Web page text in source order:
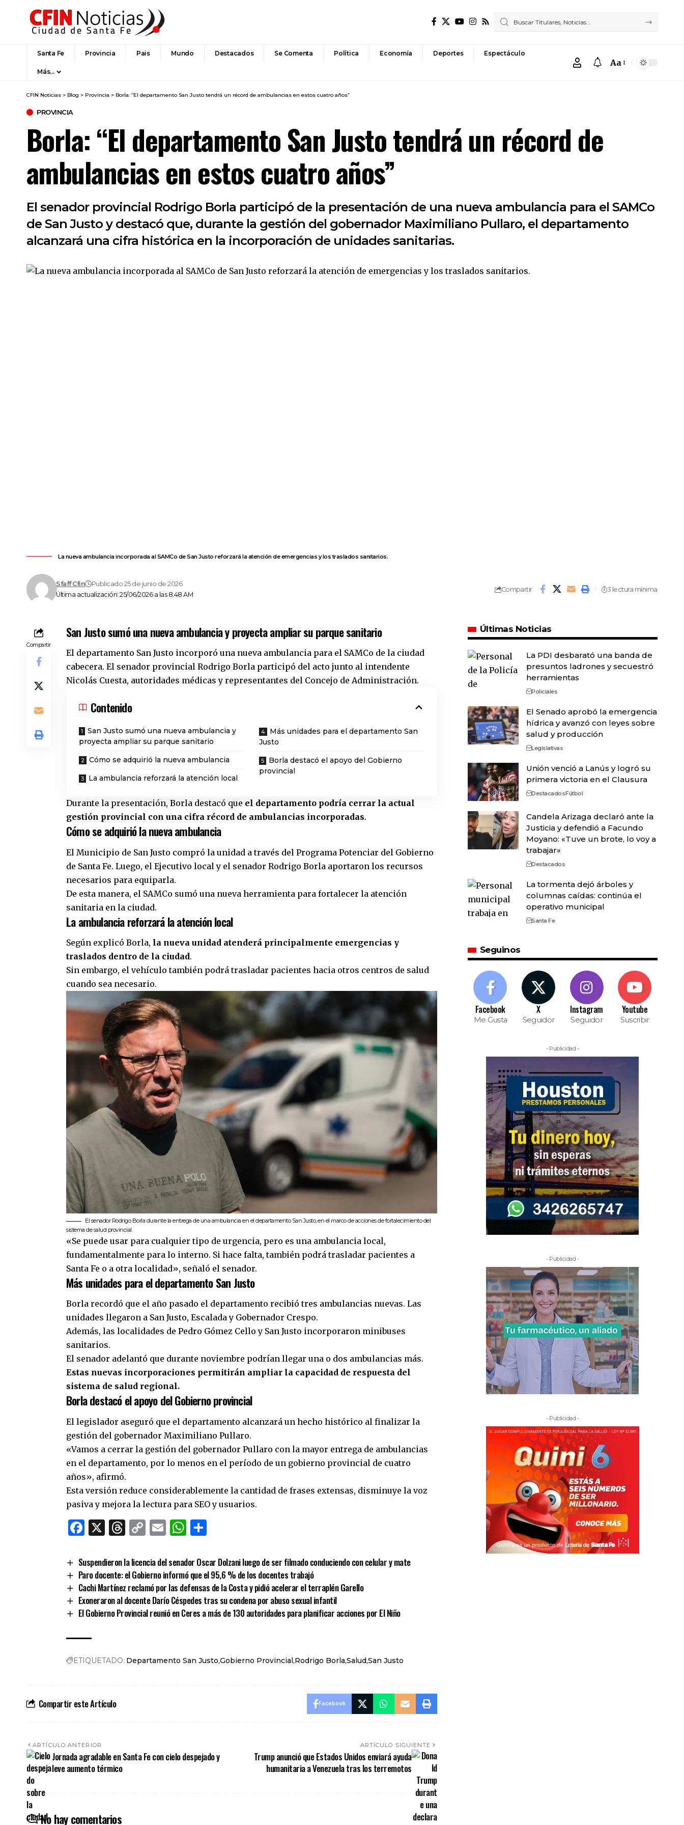
Santa Fe Provincia Pais Mundo Destacados Se Comenta Política Economía Deportes Espectáculo
Más…
Font
Aa
CFIN Noticias > Blog > Provincia > Borla: “El departamento San Justo tendrá un récord de ambulancias en estos cuatro años”
PROVINCIA
Borla: “El departamento San Justo tendrá un récord de
ambulancias en estos cuatro años”
El senador provincial Rodrigo Borla participó de la presentación de una nueva ambulancia para el SAMCo
de San Justo y destacó que, durante la gestión del gobernador Maximiliano Pullaro, el departamento
alcanzará una cifra histórica en la incorporación de unidades sanitarias.
La nueva ambulancia incorporada al SAMCo de San Justo reforzará la atención de emergencias y los traslados sanitarios.
Última actualización: 25/06/2026 a las 8:48 AM
Sfaff Cfin Publicado 25 de junio de 2026
Compartir 3 lectura mínima
Compartir
San Justo sumó una nueva ambulancia y proyecta ampliar su parque sanitario
El departamento San Justo incorporó una nueva ambulancia para el SAMCo de la ciudad
cabecera. El senador provincial Rodrigo Borla participó del acto junto al intendente
Nicolás Cuesta, autoridades médicas y representantes del Concejo de Administración.
Contenido
San Justo sumó una nueva ambulancia y
proyecta ampliar su parque sanitario
Cómo se adquirió la nueva ambulancia
La ambulancia reforzará la atención local
Más unidades para el departamento San
Justo
Borla destacó el apoyo del Gobierno
provincial
Durante la presentación, Borla destacó que el departamento podría cerrar la actual
gestión provincial con una cifra récord de ambulancias incorporadas.
Cómo se adquirió la nueva ambulancia
El Municipio de San Justo compró la unidad a través del Programa Potenciar del Gobierno
de Santa Fe. Luego, el Ejecutivo local y el senador Rodrigo Borla aportaron los recursos
necesarios para equiparla.
De esta manera, el SAMCo sumó una nueva herramienta para fortalecer la atención
sanitaria en la ciudad.
La ambulancia reforzará la atención local
Según explicó Borla, la nueva unidad atenderá principalmente emergencias y
traslados dentro de la ciudad.
Sin embargo, el vehículo también podrá trasladar pacientes hacia otros centros de salud
cuando sea necesario.
El senador Rodrigo Borla durante la entrega de una ambulancia en el departamento San Justo, en el marco de acciones de fortalecimiento del
sistema de salud provincial.
«Se puede usar para cualquier tipo de urgencia, pero es una ambulancia local,
fundamentalmente para lo interno. Si hace falta, también podrá trasladar pacientes a
Santa Fe o a otra localidad», señaló el senador.
Más unidades para el departamento San Justo
Borla recordó que el año pasado el departamento recibió tres ambulancias nuevas. Las
unidades llegaron a San Justo, Escalada y Gobernador Crespo.
Además, las localidades de Pedro Gómez Cello y San Justo incorporaron minibuses
sanitarios.
El senador adelantó que durante noviembre podrían llegar una o dos ambulancias más.
Estas nuevas incorporaciones permitirán ampliar la capacidad de respuesta del
sistema de salud regional.
Borla destacó el apoyo del Gobierno provincial
El legislador aseguró que el departamento alcanzará un hecho histórico al finalizar la
gestión del gobernador Maximiliano Pullaro.
«Vamos a cerrar la gestión del gobernador Pullaro con la mayor entrega de ambulancias
en el departamento, por lo menos en el período de un gobierno provincial de cuatro
años», afirmó.
Esta versión reduce considerablemente la cantidad de frases extensas, disminuye la voz
pasiva y mejora la lectura para SEO y usuarios.
Facebook
X Threads
CopyEmailWhatsApp
Suspendieron la licencia del senador Oscar Dolzani luego de ser filmado conduciendo con celular y mate
Paro docente: el Gobierno informó que el 95,6 % de los docentes trabajó
Cachi Martínez reclamó por las defensas de la Costa y pidió acelerar el terraplén Garello
Exoneraron al docente Darío Céspedes tras su condena por abuso sexual infantil
El Gobierno Provincial reunió en Ceres a más de 130 autoridades para planificar acciones por El Niño
ETIQUETADO: Departamento San Justo Gobierno Provincial Rodrigo Borla Salud San Justo
Compartir este Artículo Facebook
ARTÍCULO ANTERIOR
Jornada agradable en Santa Fe con cielo despejado y
leve aumento térmico
ARTÍCULO SIGUIENTE
Trump anunció que Estados Unidos enviará ayuda
humanitaria a Venezuela tras los terremotos
No hay comentarios
Últimas Noticias
La PDI desbarató una banda de
presuntos ladrones y secuestró
herramientas
Policiales
El Senado aprobó la emergencia
hídrica y avanzó con leyes sobre
salud y producción
Legislativas
Unión venció a Lanús y logró su
primera victoria en el Clausura
DestacadosFútbol
Candela Arizaga declaró ante la
Justicia y defendió a Facundo
Moyano: «Tuve un brote, lo voy a
trabajar»
Destacados
La tormenta dejó árboles y
columnas caídas: continúa el
operativo municipal
Santa Fe
Seguinos
Facebook
Me Gusta
X
Seguidor
Instagram
Seguidor
Youtube
Suscribir
- Publicidad -
- Publicidad -
- Publicidad -